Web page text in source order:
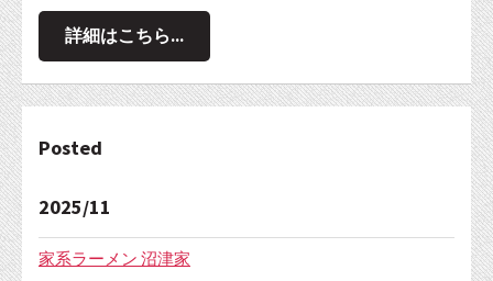
詳細はこちら...
Posted
2025/11
家系ラーメン 沼津家